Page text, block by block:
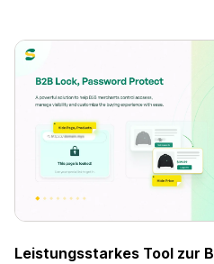
Leistungsstarkes Tool zur